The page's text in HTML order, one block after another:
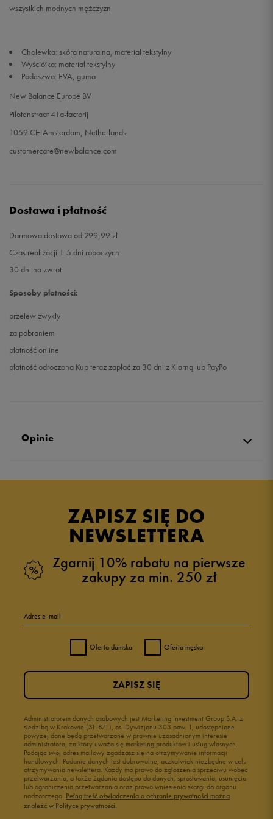
45 29 cm
46,5 30 cm
47,5 31 cm
50 33 cm
wszystkich modnych mężczyzn.
Cholewka: skóra naturalna, materiał tekstylny
Wyściółka: materiał tekstylny
Podeszwa: EVA, guma
New Balance Europe BV
Pilotenstraat 41a-factorij
1059 CH Amsterdam, Netherlands
customercare@newbalance.com
Dostawa i płatność
Darmowa dostawa od 299,99 zł
Czas realizacji 1-5 dni roboczych
30 dni na zwrot
Sposoby płatności:
przelew zwykły
za pobraniem
płatność online
płatność odroczona Kup teraz zapłać za 30 dni z Klarną lub PayPo
Opinie
ZAPISZ SIĘ DO
NEWSLETTERA
Zgarnij 10% rabatu na pierwsze
zakupy za min. 250 zł
Adres e-mail
Oferta damska Oferta męska
Administratorem danych osobowych jest Marketing Investment Group S.A. z
siedzibą w Krakowie (31-871), os. Dywizjonu 303 paw. 1, udostępnione
powyżej dane będą przetwarzane w prawnie uzasadnionym interesie
administratora, za który uważa się marketing produktów i usług własnych.
Podając swój adres mailowy zgadzasz się na otrzymywanie informacji
handlowych. Podanie danych jest dobrowolne, aczkolwiek niezbędne w celu
otrzymywania newslettera. Każdy ma prawo do zgłoszenia sprzeciwu wobec
przetwarzania, a także żądania dostępu do danych, sprostowania, usunięcia
lub ograniczenia przetwarzania oraz prawo wniesienia skargi do organu
nadzorczego. Pełną treść oświadczenia o ochronie prywatności można
znaleźć w Polityce prywatności.
ZAPISZ SIĘ